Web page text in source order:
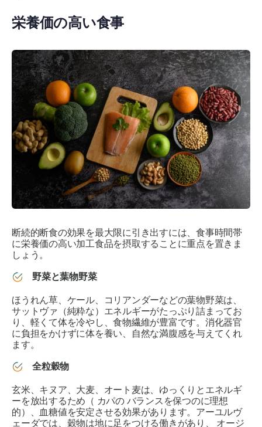
栄養価の高い食事
断続的断食の効果を最大限に引き出すには、食事時間帯
に栄養価の高い加工食品を摂取することに重点を置きま
しょう。
野菜と葉物野菜
ほうれん草、ケール、コリアンダーなどの葉物野菜は、
サットヴァ （純粋な）エネルギーがたっぷり詰まってお
り、軽くて体を冷やし、食物繊維が豊富です。消化器官
に負担をかけずに体を養い、自然な満腹感を与えてくれ
ます。
全粒穀物
玄米、キヌア、大麦、オート麦は、ゆっくりとエネルギ
ーを放出するため（ カパのバランスを保つのに理想
的）、血糖値を安定させる効果があります。アーユルヴ
ェーダでは、穀物は地に足をつける働きがあり、 オージ